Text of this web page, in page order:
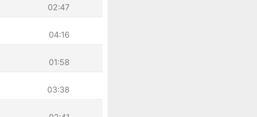
02:47
04:16
01:58
03:38